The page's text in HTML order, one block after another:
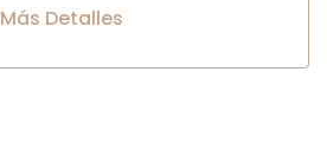
Más Detalles